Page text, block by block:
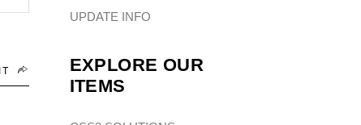
UPDATE INFO
EXPLORE OUR
ITEMS